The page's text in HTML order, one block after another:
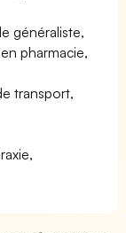
généraliste,
pharmacie,
transport,